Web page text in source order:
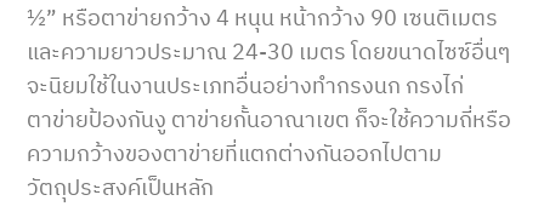
½” หรือตาข่ายกว้าง 4 หนุน หน้ากว้าง 90 เซนติเมตร
และความยาวประมาณ 24-30 เมตร โดยขนาดไซซ์อื่นๆ
จะนิยมใช้ในงานประเภทอื่นอย่างทำกรงนก กรงไก่
ตาข่ายป้องกันงู ตาข่ายกั้นอาณาเขต ก็จะใช้ความถี่หรือ
ความกว้างของตาข่ายที่แตกต่างกันออกไปตาม
วัตถุประสงค์เป็นหลัก